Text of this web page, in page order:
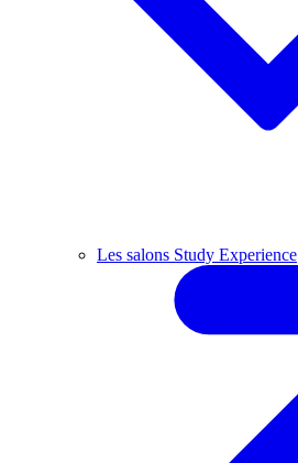
Les salons Study Experience